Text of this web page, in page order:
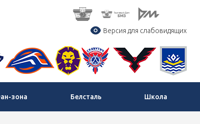
Версия для слабовидящих
зона Белсталь Школа